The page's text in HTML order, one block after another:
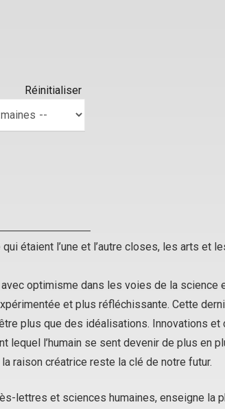
Réinitialiser
qui étaient l’une et l’autre closes, les arts et
optimisme dans les voies de la science
et plus réfléchissante. Cette
plus que des idéalisations. Innovations et
lequel l’humain se sent devenir de plus en
raison créatrice reste la clé de notre futur.
lettres et sciences humaines, enseigne la